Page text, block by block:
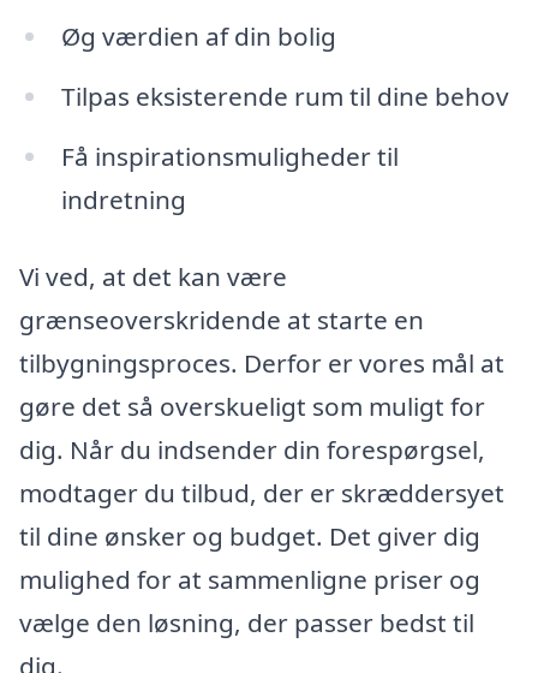
Øg værdien af din bolig
Tilpas eksisterende rum til dine behov
Få inspirationsmuligheder til
indretning
Vi ved, at det kan være
grænseoverskridende at starte en
tilbygningsproces. Derfor er vores mål at
gøre det så overskueligt som muligt for
dig. Når du indsender din forespørgsel,
modtager du tilbud, der er skræddersyet
til dine ønsker og budget. Det giver dig
mulighed for at sammenligne priser og
vælge den løsning, der passer bedst til
dig.